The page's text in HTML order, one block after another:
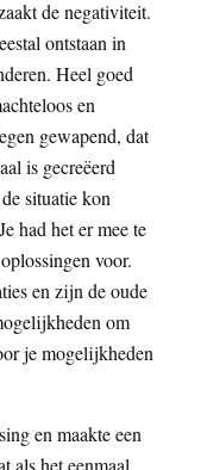
de negativiteit.
ontstaan in
Heel goed
en
gewapend, dat
is gecreëerd
situatie kon
had het er mee te
voor.
en zijn de oude
om
je mogelijkheden
en maakte een
als het eenmaal